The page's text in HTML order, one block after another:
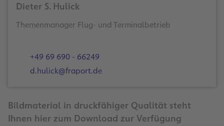
Dieter S. Hulick
Themenmanager Flug- und Terminalbetrieb
+49 69 690 - 66249
d.hulick@fraport.de
Bildmaterial in druckfähiger Qualität steht
Ihnen hier zum Download zur Verfügung